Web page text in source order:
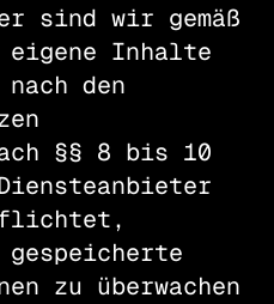
sind wir gemäß
eigene Inhalte
den
§§ 8 bis 10
zu überwachen